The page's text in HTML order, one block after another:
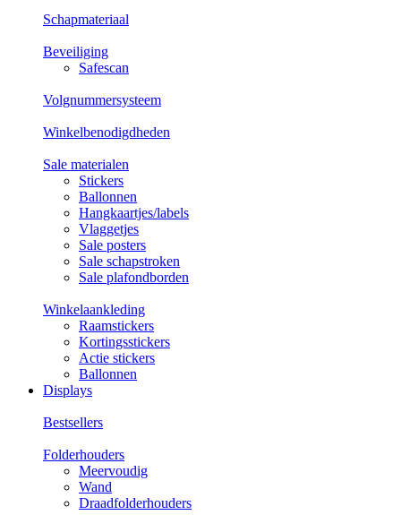
Schapmateriaal
Beveiliging
Safescan
Volgnummersysteem
Winkelbenodigdheden
Sale materialen
Stickers
Ballonnen
Hangkaartjes/labels
Vlaggetjes
Sale posters
Sale schapstroken
Sale plafondborden
Winkelaankleding
Raamstickers
Kortingsstickers
Actie stickers
Ballonnen
Displays
Bestsellers
Folderhouders
Meervoudig
Wand
Draadfolderhouders